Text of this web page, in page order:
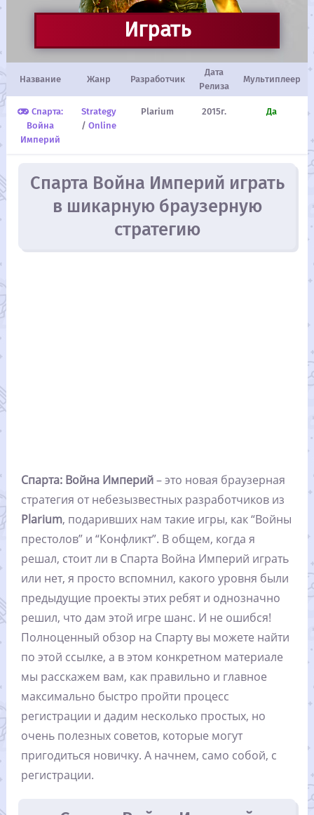
Играть
Название Жанр Разработчик
Дата
Релиза
Мультиплеер
Спарта:
Война
Империй
Strategy
/Online
Plarium 2015г. Да
Спарта Война Империй играть
в шикарную браузерную
стратегию
Спарта: Война Империй– это новая браузерная
стратегия от небезызвестных разработчиков из
Plarium, подаривших нам такие игры, как “Войны
престолов” и “Конфликт”. В общем, когда я
решал, стоит ли в Спарта Война Империй играть
или нет, я просто вспомнил, какого уровня были
предыдущие проекты этих ребят и однозначно
решил, что дам этой игре шанс. И не ошибся!
Полноценный обзор на Спарту вы можете найти
по этой ссылке, а в этом конкретном материале
мы расскажем вам, как правильно и главное
максимально быстро пройти процесс
регистрации и дадим несколько простых, но
очень полезных советов, которые могут
пригодиться новичку. А начнем, само собой, с
регистрации.